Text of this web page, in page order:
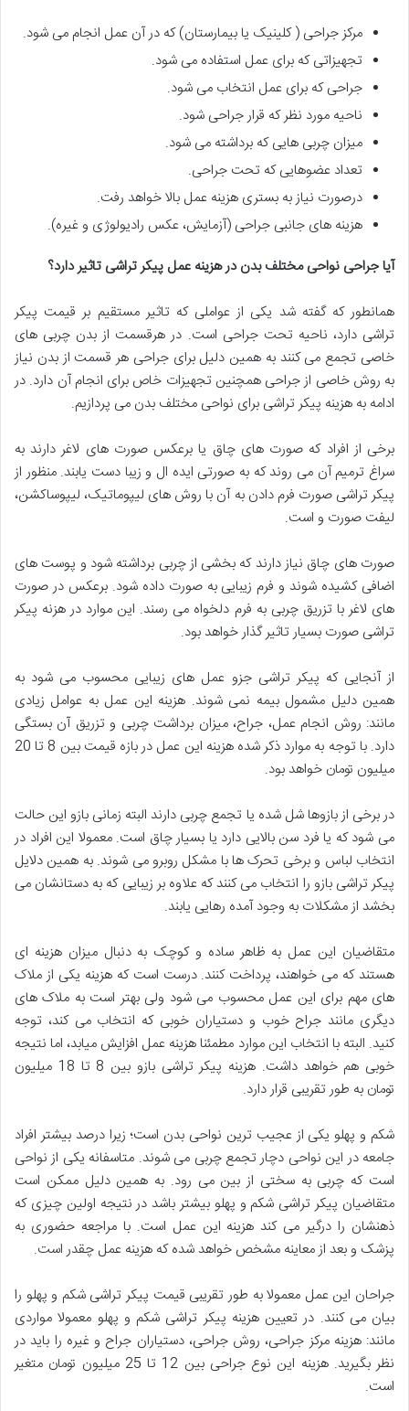
مرکز جراحی ( کلینیک یا بیمارستان) که در آن عمل انجام می شود.
تجهیزاتی که برای عمل استفاده می شود.
جراحی که برای عمل انتخاب می شود.
ناحیه مورد نظر که قرار جراحی شود.
میزان چربی هایی که برداشته می شود.
تعداد عضوهایی که تحت جراحی.
درصورت نیاز به بستری هزینه عمل بالا خواهد رفت.
هزینه های جانبی جراحی (آزمایش، عکس رادیولوژی و غیره).
آیا جراحی نواحی مختلف بدن در هزینه عمل پیکر تراشی تاثیر دارد؟
همانطور که گفته شد یکی از عواملی که تاثیر مستقیم بر قیمت پیکر
تراشی دارد، ناحیه تحت جراحی است. در هرقسمت از بدن چربی های
خاصی تجمع می کنند به همین دلیل برای جراحی هر قسمت از بدن نیاز
به روش خاصی از جراحی همچنین تجهیزات خاص برای انجام آن دارد. در
ادامه به هزینه پیکر تراشی برای نواحی مختلف بدن می پردازیم.
برخی از افراد که صورت های چاق یا برعکس صورت های لاغر دارند به
سراغ ترمیم آن می روند که به صورتی ایده ال و زیبا دست یابند. منظور از
پیکر تراشی صورت فرم دادن به آن با روش های لیپوماتیک، لیپوساکشن،
لیفت صورت و است.
صورت های چاق نیاز دارند که بخشی از چربی برداشته شود و پوست های
اضافی کشیده شوند و فرم زیبایی به صورت داده شود. برعکس در صورت
های لاغر با تزریق چربی به فرم دلخواه می رسند. این موارد در هزنه پیکر
تراشی صورت بسیار تاثیر گذار خواهد بود.
از آنجایی که پیکر تراشی جزو عمل های زیبایی محسوب می شود به
همین دلیل مشمول بیمه نمی شوند. هزینه این عمل به عوامل زیادی
مانند: روش انجام عمل، جراح، میزان برداشت چربی و تزریق آن بستگی
دارد. با توجه به موارد ذکر شده هزینه این عمل در بازه قیمت بین 8 تا 20
میلیون تومان خواهد بود.
در برخی از بازوها شل شده یا تجمع چربی دارند البته زمانی بازو این حالت
می شود که یا فرد سن بالایی دارد یا بسیار چاق است. معمولا این افراد در
انتخاب لباس و برخی تحرک ها با مشکل روبرو می شوند. به همین دلایل
پیکر تراشی بازو را انتخاب می کنند که علاوه بر زیبایی که به دستانشان می
بخشد از مشکلات به وجود آمده رهایی یابند.
متقاضیان این عمل به ظاهر ساده و کوچک به دنبال میزان هزینه ای
هستند که می خواهند، پرداخت کنند. درست است که هزینه یکی از ملاک
های مهم برای این عمل محسوب می شود ولی بهتر است به ملاک های
دیگری مانند جراح خوب و دستیاران خوبی که انتخاب می کند، توجه
کنید. البته با انتخاب این موارد مطمئنا هزینه عمل افزایش میابد، اما نتیجه
خوبی هم خواهد داشت. هزینه پیکر تراشی بازو بین 8 تا 18 میلیون
تومان به طور تقریبی قرار دارد.
شکم و پهلو یکی از عجیب ترین نواحی بدن است؛ زیرا درصد بیشتر افراد
جامعه در این نواحی دچار تجمع چربی می شوند. متاسفانه یکی از نواحی
است که چربی به سختی از بین می رود. به همین دلیل ممکن است
متقاضیان پیکر تراشی شکم و پهلو بیشتر باشد در نتیجه اولین چیزی که
ذهنشان را درگیر می کند هزینه این عمل است. با مراجعه حضوری به
پزشک و بعد از معاینه مشخص خواهد شده که هزینه عمل چقدر است.
جراحان این عمل معمولا به طور تقریبی قیمت پیکر تراشی شکم و پهلو را
بیان می کنند. در تعیین هزینه پیکر تراشی شکم و پهلو معمولا مواردی
مانند: هزینه مرکز جراحی، روش جراحی، دستیاران جراح و غیره را باید در
نظر بگیرید. هزینه این نوع جراحی بین 12 تا 25 میلیون تومان متغیر
است.